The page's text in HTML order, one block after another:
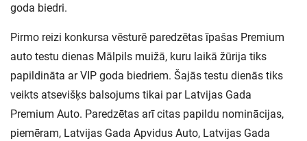
goda biedri.
Pirmo reizi konkursa vēsturē paredzētas īpašas Premium
auto testu dienas Mālpils muižā, kuru laikā žūrija tiks
papildināta ar VIP goda biedriem. Šajās testu dienās tiks
veikts atsevišķs balsojums tikai par Latvijas Gada
Premium Auto. Paredzētas arī citas papildu nominācijas,
piemēram, Latvijas Gada Apvidus Auto, Latvijas Gada